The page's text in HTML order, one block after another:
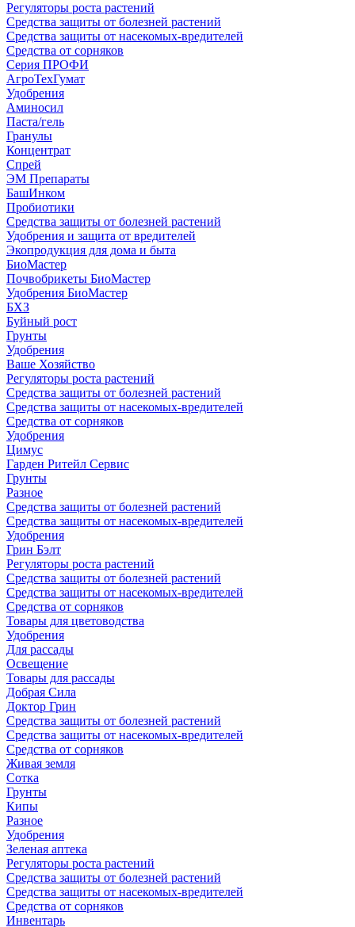
Регуляторы роста растений
Средства защиты от болезней растений
Средства защиты от насекомых-вредителей
Средства от сорняков
Серия ПРОФИ
АгроТехГумат
Удобрения
Аминосил
Паста/гель
Гранулы
Концентрат
Спрей
ЭМ Препараты
БашИнком
Пробиотики
Средства защиты от болезней растений
Удобрения и защита от вредителей
Экопродукция для дома и быта
БиоМастер
Почвобрикеты БиоМастер
Удобрения БиоМастер
БХЗ
Буйный рост
Грунты
Удобрения
Ваше Хозяйство
Регуляторы роста растений
Средства защиты от болезней растений
Средства защиты от насекомых-вредителей
Средства от сорняков
Удобрения
Цимус
Гарден Ритейл Сервис
Грунты
Разное
Средства защиты от болезней растений
Средства защиты от насекомых-вредителей
Удобрения
Грин Бэлт
Регуляторы роста растений
Средства защиты от болезней растений
Средства защиты от насекомых-вредителей
Средства от сорняков
Товары для цветоводства
Удобрения
Для рассады
Освещение
Товары для рассады
Добрая Сила
Доктор Грин
Средства защиты от болезней растений
Средства защиты от насекомых-вредителей
Средства от сорняков
Живая земля
Сотка
Грунты
Кипы
Разное
Удобрения
Зеленая аптека
Регуляторы роста растений
Средства защиты от болезней растений
Средства защиты от насекомых-вредителей
Средства от сорняков
Инвентарь